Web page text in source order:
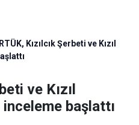
RTÜK, Kızılcık Şerbeti ve Kızıl
ve Kızıl
başlattı